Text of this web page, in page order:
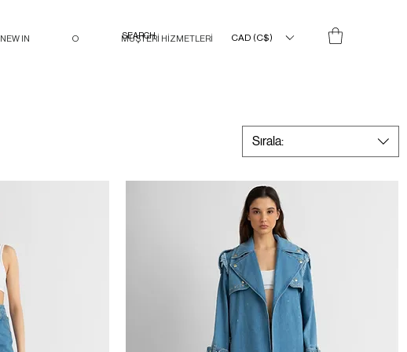
NEW IN O MÜŞTERİ HİZMETLERİ CAD (C$)
Sırala: